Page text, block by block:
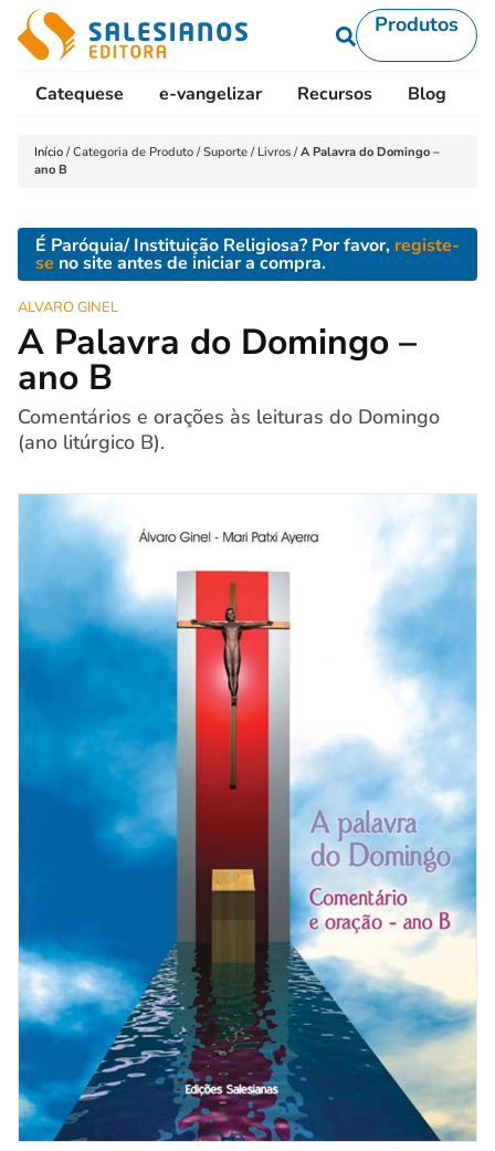
Produtos
Catequese e-vangelizar Recursos Blog
Início /Categoria de Produto /Suporte / Livros /A Palavra do Domingo –
ano B
É Paróquia/ Instituição Religiosa? Por favor, registe-
se no site antes de iniciar a compra.
ALVARO GINEL
A Palavra do Domingo –
ano B
Comentários e orações às leituras do Domingo
(ano litúrgico B).